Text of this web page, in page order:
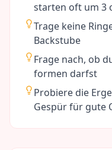
starten oft um 3
Trage keine
Backstube
Frage nach, ob
formen darfst
Probiere die
Gespür für gute